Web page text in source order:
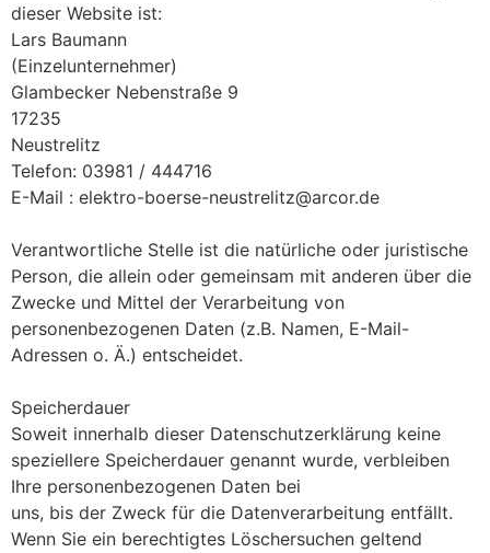
dieser Website ist:
Lars Baumann
(Einzelunternehmer)
Glambecker Nebenstraße 9
17235
Neustrelitz
Telefon: 03981 / 444716
E-Mail : elektro-boerse-neustrelitz@arcor.de
Verantwortliche Stelle ist die natürliche oder juristische
Person, die allein oder gemeinsam mit anderen über die
Zwecke und Mittel der Verarbeitung von
personenbezogenen Daten (z.B. Namen, E-Mail-
Adressen o. Ä.) entscheidet.
Speicherdauer
Soweit innerhalb dieser Datenschutzerklärung keine
speziellere Speicherdauer genannt wurde, verbleiben
Ihre personenbezogenen Daten bei
uns, bis der Zweck für die Datenverarbeitung entfällt.
Wenn Sie ein berechtigtes Löschersuchen geltend